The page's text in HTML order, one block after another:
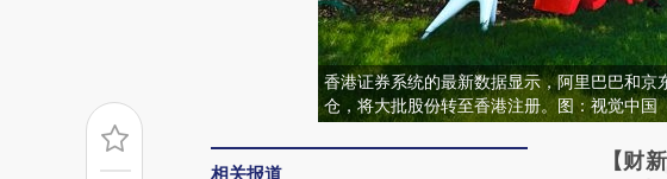
香港证券系统的最新数据显示，阿里巴巴和京
仓，将大批股份转至香港注册。图：视觉中国
相关报道
请务必在
【财